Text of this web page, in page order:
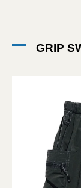
GRIP